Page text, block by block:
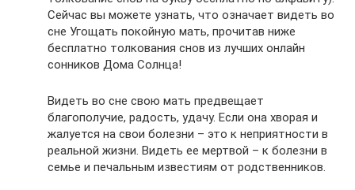
Сейчас вы можете узнать, что означает видеть во
сне Угощать покойную мать, прочитав ниже
бесплатно толкования снов из лучших онлайн
сонников Дома Солнца!
Видеть во сне свою мать предвещает
благополучие, радость, удачу. Если она хворая и
жалуется на свои болезни – это к неприятности в
реальной жизни. Видеть ее мертвой – к болезни в
семье и печальным известиям от родственников.